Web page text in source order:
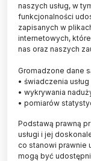
Polskie morze
potężną dawkę
Północnego.
Oceanologii
Bałtyk jest
Wpadające do
słodkiej wody -
jest niewielki.
naszych usług, w
funkcjonalności
zapisanych w
internetowych,
nas oraz naszych
Gromadzone dane
• świadczenia
• wykrywania
• pomiarów
Podstawą prawną
usługi i jej
co stanowi prawnie
mogą być